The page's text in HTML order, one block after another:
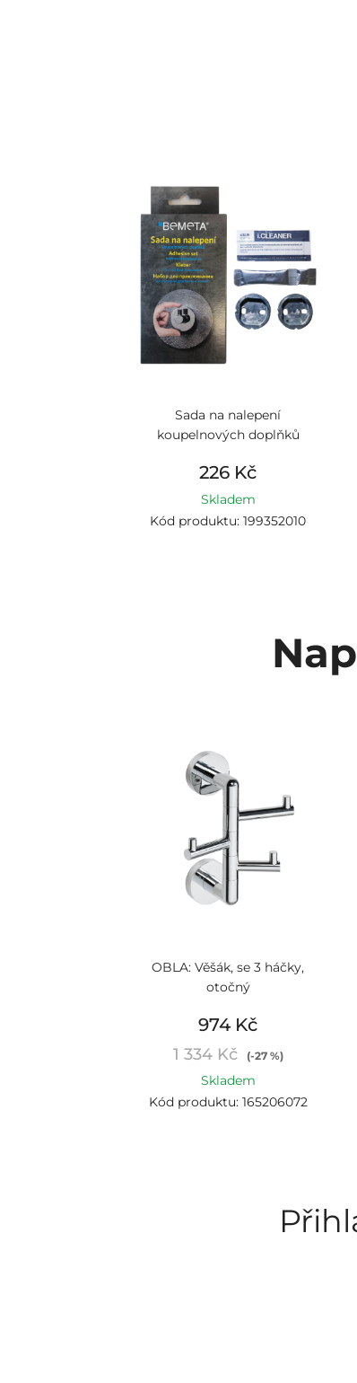
Sada na nalepení
koupelnových doplňků
226 Kč
Skladem
Kód produktu: 199352010
OBLA: Věšák, se 3 háčky,
otočný
974 Kč
1 334 Kč (-27 %)
Skladem
Kód produktu: 165206072